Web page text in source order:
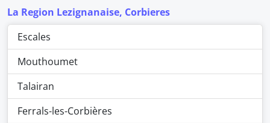
La Region Lezignanaise, Corbieres
Escales
Mouthoumet
Talairan
Ferrals-les-Corbières